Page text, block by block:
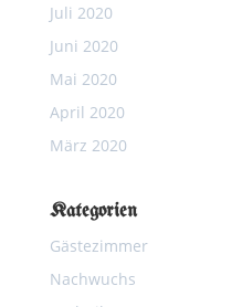
Juli 2020
Juni 2020
Mai 2020
April 2020
März 2020
Kategorien
Gästezimmer
Nachwuchs